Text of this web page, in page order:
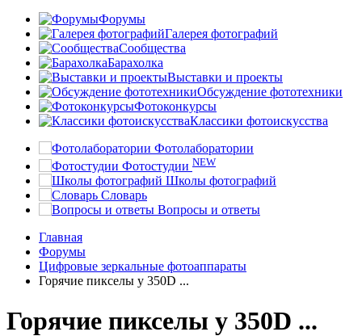
Форумы
Галерея фотографий
Сообщества
Барахолка
Выставки и проекты
Обсуждение фототехники
Фотоконкурсы
Классики фотоискусства
Фотолаборатории
Фотостудии NEW
Школы фотографий
Словарь
Вопросы и ответы
Главная
Форумы
Цифровые зеркальные фотоаппараты
Горячие пикселы у 350D ...
Горячие пикселы у 350D ...